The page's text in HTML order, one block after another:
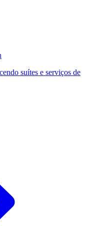
suítes e serviços de